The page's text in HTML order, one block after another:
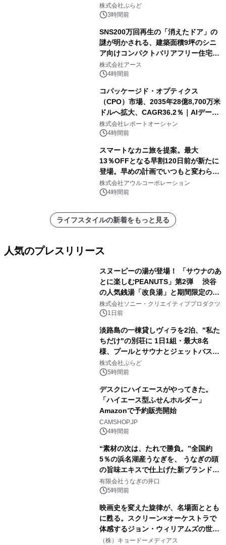
株式会社ぷらど
3時間前
SNS200万回再生の「消えたドア」の
謎が明かされる、建築面積9坪のシニ
ア向けコンパクトバリアフリー住宅が
誕生
株式会社アース
4時間前
コパッケージド・オプティクス
（CPO）市場、2035年28億8,700万米
ドルへ拡大、CAGR36.2％｜AIデータ
センター・高速光通信需要が成長を加
速
株式会社レポートオーシャン
4時間前
スマートなカニ旅を提案。最大
13％OFFとなる早割120日前が新たに
登場。早めの計画でいつもと変わらぬ
大人の冬旅を。ー夕日ヶ浦温泉「佳松
苑 別邸ふうか」ー
株式会社アウルコーポレーション
4時間前
ライフスタイルの新着をもっと見る
人気のプレスリリース
スヌーピーの湯が登場！ 「サウナのあ
とに楽しむPEANUTS」第2弾 渋谷
の人気銭湯「改良湯」と期間限定のコ
ラボレーション サウナイキタイコラ
ボグッズも発売決定！
株式会社ソニー・クリエイティブプロダクツ
1日前
淡路島の一棟貸しヴィラを2泊、"私た
ちだけ"の別荘に 1日1組・最大8名
様、プールとサウナとジェットバス付
きで Villa Mon Temps AWAJIの連泊
素泊りプラン
株式会社ぷらど
5時間前
デスクにハイエースがやってきた。
「ハイエース型ふせんホルダー」
Amazonで予約販売開始
CAMSHOP.JP
4時間前
“素材の次は、たれで勝負。”全国約
5％の浜名湖産うなぎを、 うなぎの頭
の旨味エキスで仕上げた新ブランド
「井口の誉」誕生
有限会社うなぎの井口
5時間前
映画史を変えた旋律が、名場面ととも
に甦る。スクリーン×オーケストラで
体感するジョン・ウィリアムズの世
界。ジョン・ウィリアムズ：シネマ・
（株）キョードーメディアス